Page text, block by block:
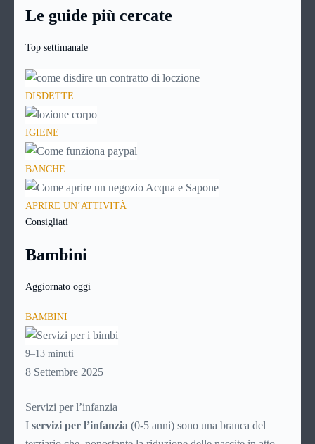
capitale richiesto, ma anche una certa quota a titolo di
interessi e altre spese.
Le guide più cercate
Top settimanale
DISDETTE
IGIENE
BANCHE
APRIRE UN’ATTIVITÀ
Consigliati
Bambini
Aggiornato oggi
BAMBINI
9–13 minuti
8 Settembre 2025
Servizi per l’infanzia
I servizi per l’infanzia (0-5 anni) sono una branca del